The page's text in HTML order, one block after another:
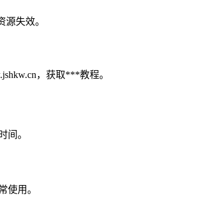
失效。
，获取***教程。
间。
使用。